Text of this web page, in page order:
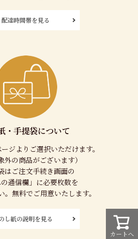
カートへ
配達時間帯を見る
・手提袋について
ジよりご選択いただけます。
外の商品がございます）
はご注文手続き画面の
の通信欄」に必要枚数を
。無料でご用意いたします。
し紙の説明を見る